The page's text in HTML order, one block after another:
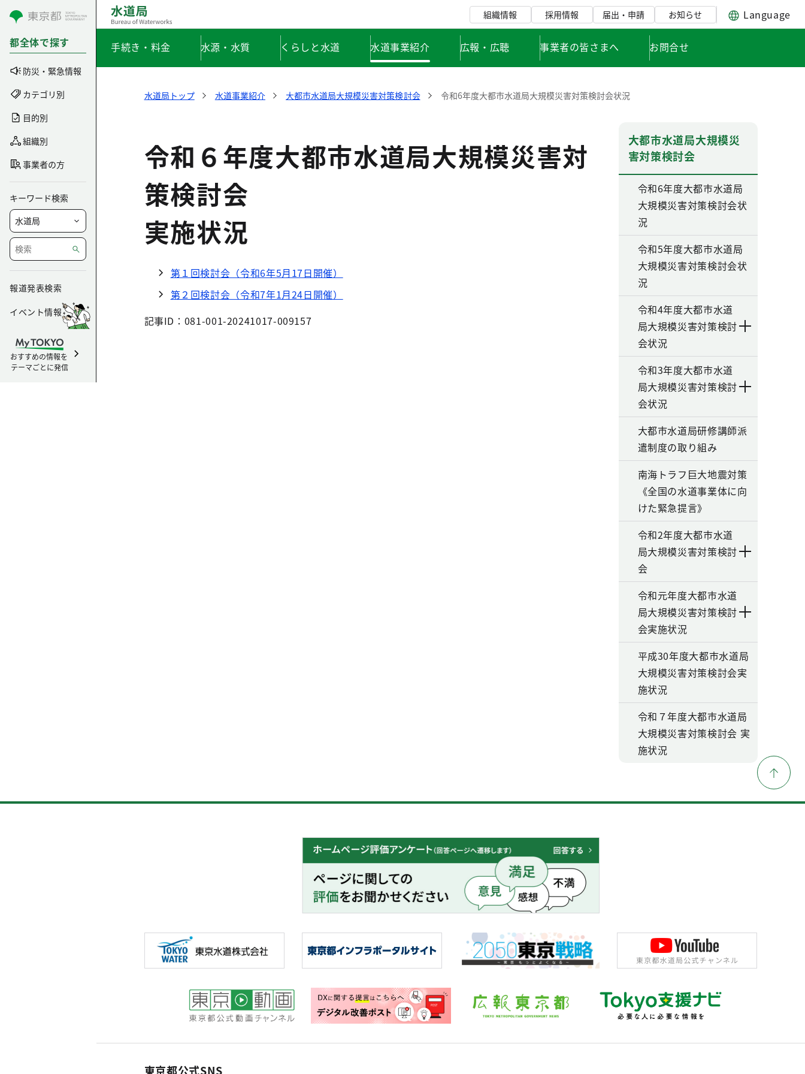
コンテンツにスキップ
都全体で探す
防災・緊急情報
カテゴリ別
目的別
組織別
事業者の方
キーワード検索
報道発表検索
イベント情報
おすすめの情報を
テーマごとに発信
組織情報 採用情報 届出・申請 お知らせ Language
手続き・料金 水源・水質 くらしと水道 水道事業紹介 広報・広聴 事業者の皆さまへ お問合せ
水道局トップ 水道事業紹介 大都市水道局大規模災害対策検討会 令和6年度大都市水道局大規模災害対策検討会状況
令和６年度大都市水道局大規模災害対
策検討会
実施状況
第１回検討会（令和6年5月17日開催）
第２回検討会（令和7年1月24日開催）
記事ID：081-001-20241017-009157
大都市水道局大規模災
害対策検討会
令和6年度大都市水道局
大規模災害対策検討会状
況
令和5年度大都市水道局
大規模災害対策検討会状
況
令和4年度大都市水道
局大規模災害対策検討
会状況
令和3年度大都市水道
局大規模災害対策検討
会状況
大都市水道局研修講師派
遣制度の取り組み
南海トラフ巨大地震対策
《全国の水道事業体に向
けた緊急提言》
令和2年度大都市水道
局大規模災害対策検討
会
令和元年度大都市水道
局大規模災害対策検討
会実施状況
平成30年度大都市水道局
大規模災害対策検討会実
施状況
令和７年度大都市水道局
大規模災害対策検討会 実
施状況
東京都公式SNS